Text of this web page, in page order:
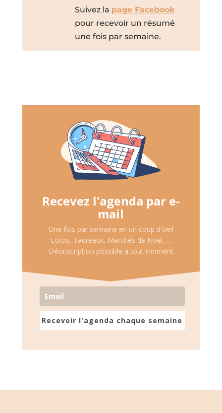
Suivez la page Facebook
pour recevoir un résumé
une fois par semaine.
Recevez l'agenda par e-
mail
Une fois par semaine en un coup d'oeil
Lotos, Taureaux, Marchés de Noël, ...
Désinscription possible à tout moment
Recevoir l'agenda chaque semaine